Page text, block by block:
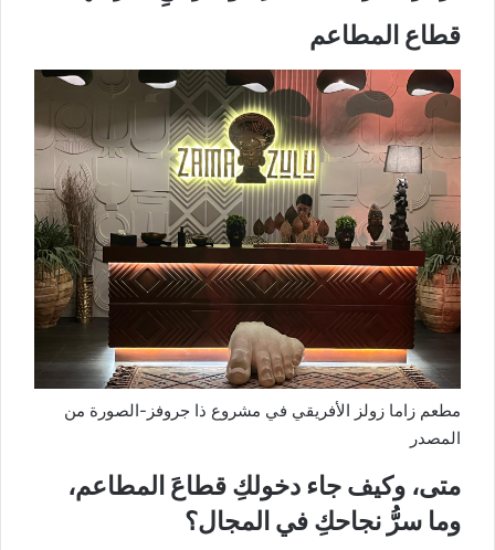
قطاع المطاعم
مطعم زاما زولز الأفريقي في مشروع ذا جروفز-الصورة من
المصدر
متى، وكيف جاء دخولكِ قطاعَ المطاعم،
وما سرُّ نجاحكِ في المجال؟